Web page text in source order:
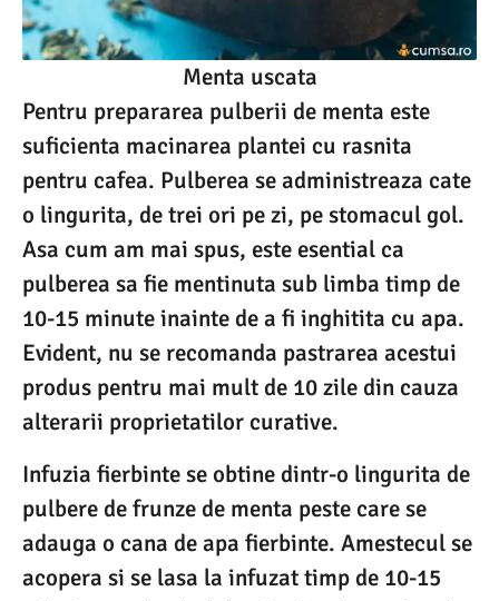
Menta uscata
Pentru prepararea pulberii de menta este
suficienta macinarea plantei cu rasnita
pentru cafea. Pulberea se administreaza cate
o lingurita, de trei ori pe zi, pe stomacul gol.
Asa cum am mai spus, este esential ca
pulberea sa fie mentinuta sub limba timp de
10-15 minute inainte de a fi inghitita cu apa.
Evident, nu se recomanda pastrarea acestui
produs pentru mai mult de 10 zile din cauza
alterarii proprietatilor curative.
Infuzia fierbinte se obtine dintr-o lingurita de
pulbere de frunze de menta peste care se
adauga o cana de apa fierbinte. Amestecul se
acopera si se lasa la infuzat timp de 10-15